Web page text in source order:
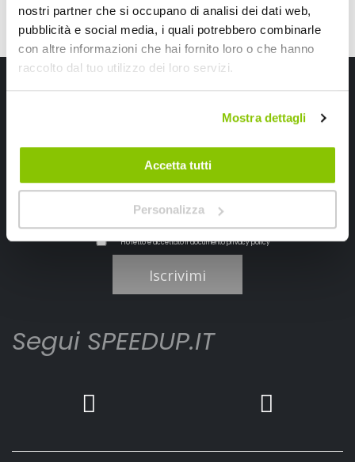
nostri partner che si occupano di analisi dei dati web,
pubblicità e social media, i quali potrebbero combinarle
con altre informazioni che hai fornito loro o che hanno
raccolto dal tuo utilizzo dei loro servizi.
Mostra dettagli
Accetta tutti
Personalizza
Iscriviti alla newsletter Speedup
Ricevi subito uno sconto del 10% per il tuo primo acquisto online!
Ho letto e accettato il documentoprivacy policy
Iscrivimi
Segui SPEEDUP.IT